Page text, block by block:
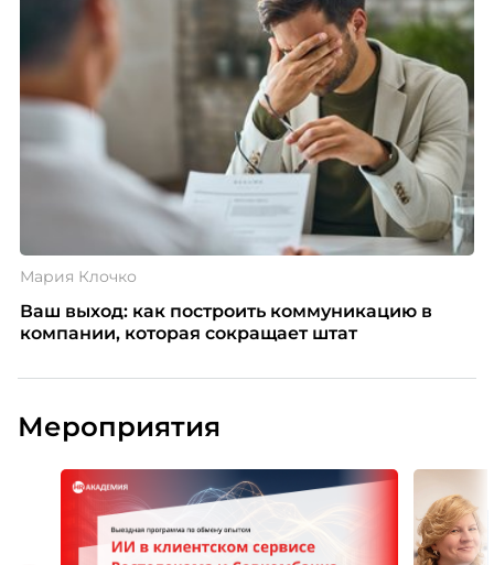
Мария Клочко
Ваш выход: как построить коммуникацию в
компании, которая сокращает штат
Мероприятия